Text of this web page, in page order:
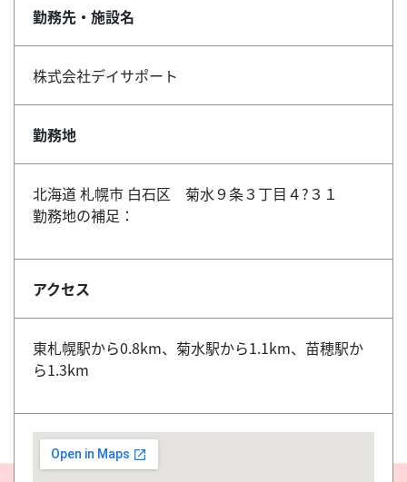
勤務先・施設名
株式会社デイサポート
勤務地
北海道 札幌市 白石区 菊水９条３丁目４?３１
勤務地の補足：
アクセス
東札幌駅から0.8km、菊水駅から1.1km、苗穂駅か
ら1.3km